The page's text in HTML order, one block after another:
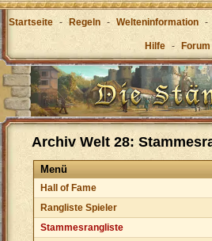
Startseite - Regeln - Welteninformation -
Hilfe - Forum
Archiv Welt 28:
Menü
Hall of Fame
Rangliste Spieler
Stammesrangliste